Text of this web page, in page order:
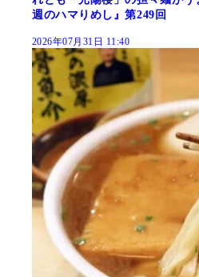
週のハマりめし』第249回
2026年07月31日 11:40